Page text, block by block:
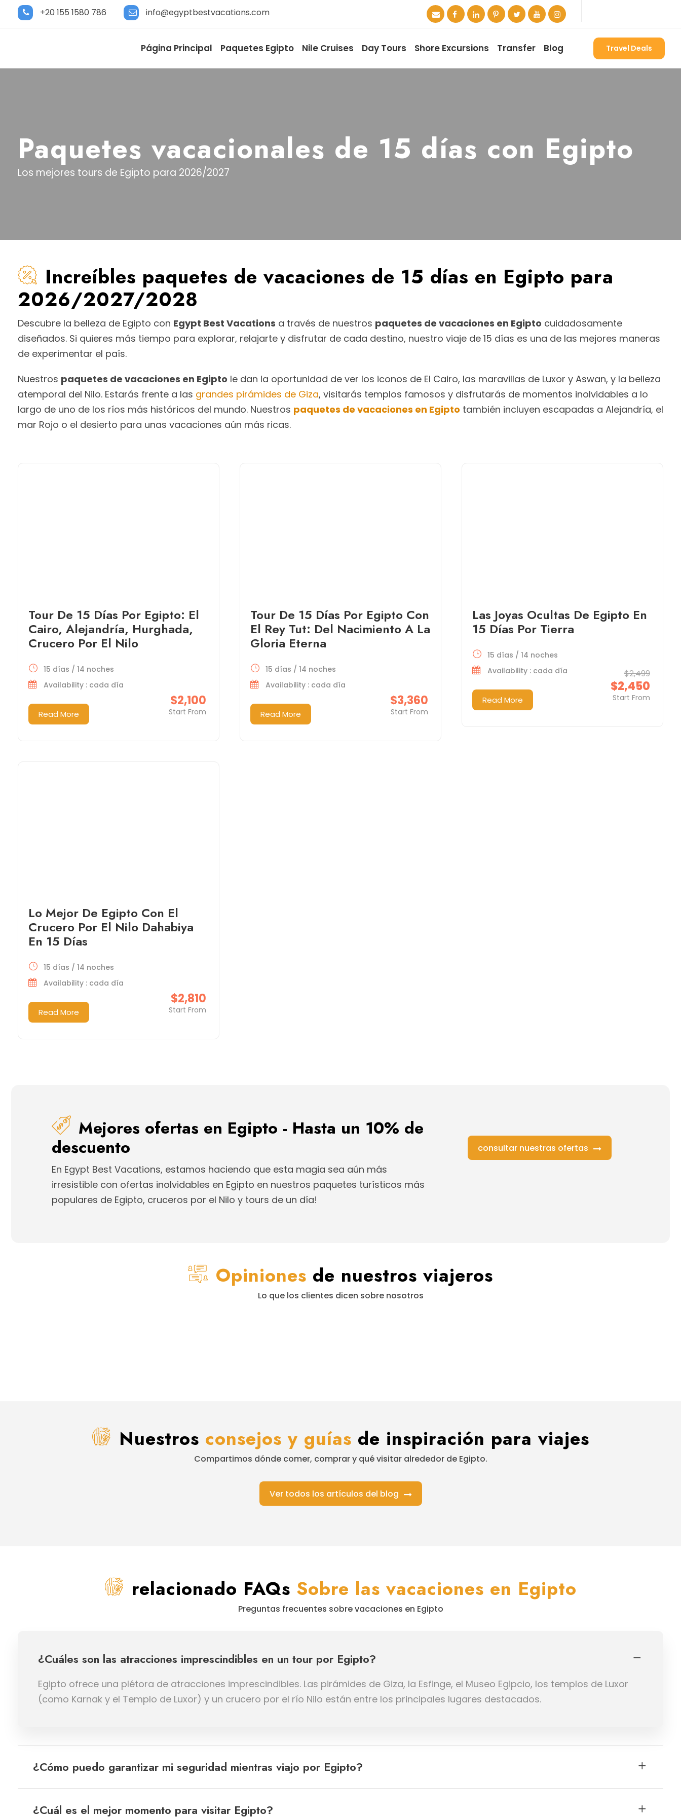
+20 155 1580 786 info@egyptbestvacations.com
Página Principal Paquetes Egipto Nile Cruises Day Tours Shore Excursions Transfer Blog Travel Deals
Paquetes vacacionales de 15 días con Egipto
Los mejores tours de Egipto para 2026/2027
Increíbles paquetes de vacaciones de 15 días en Egipto para
2026/2027/2028
Descubre la belleza de Egipto con Egypt Best Vacations a través de nuestros paquetes de vacaciones en Egipto cuidadosamente
diseñados. Si quieres más tiempo para explorar, relajarte y disfrutar de cada destino, nuestro viaje de 15 días es una de las mejores maneras
de experimentar el país.
Nuestros paquetes de vacaciones en Egipto le dan la oportunidad de ver los iconos de El Cairo, las maravillas de Luxor y Aswan, y la belleza
atemporal del Nilo. Estarás frente a las grandes pirámides de Giza, visitarás templos famosos y disfrutarás de momentos inolvidables a lo
largo de uno de los ríos más históricos del mundo. Nuestros paquetes de vacaciones en Egipto también incluyen escapadas a Alejandría, el
mar Rojo o el desierto para unas vacaciones aún más ricas.
Tour De 15 Días Por Egipto: El
Cairo, Alejandría, Hurghada,
Crucero Por El Nilo
$2,100
Start From
15 días / 14 noches
Availability : cada día
Read More
Tour De 15 Días Por Egipto Con
El Rey Tut: Del Nacimiento A La
Gloria Eterna
$3,360
Start From
15 días / 14 noches
Availability : cada día
Read More
Las Joyas Ocultas De Egipto En
15 Días Por Tierra
$2,499
$2,450
Start From
15 días / 14 noches
Availability : cada día
Read More
Lo Mejor De Egipto Con El
Crucero Por El Nilo Dahabiya
En 15 Días
$2,810
Start From
15 días / 14 noches
Availability : cada día
Read More
Mejores ofertas en Egipto - Hasta un 10% de
descuento
En Egypt Best Vacations, estamos haciendo que esta magia sea aún más
irresistible con ofertas inolvidables en Egipto en nuestros paquetes turísticos más
populares de Egipto, cruceros por el Nilo y tours de un día!
consultar nuestras ofertas
Opiniones de nuestros viajeros
Lo que los clientes dicen sobre nosotros
Nuestros consejos y guías de inspiración para viajes
Compartimos dónde comer, comprar y qué visitar alrededor de Egipto.
Ver todos los artículos del blog
relacionado FAQs Sobre las vacaciones en Egipto
Preguntas frecuentes sobre vacaciones en Egipto
¿Cuáles son las atracciones imprescindibles en un tour por Egipto?
Egipto ofrece una plétora de atracciones imprescindibles. Las pirámides de Giza, la Esfinge, el Museo Egipcio, los templos de Luxor
(como Karnak y el Templo de Luxor) y un crucero por el río Nilo están entre los principales lugares destacados.
¿Cómo puedo garantizar mi seguridad mientras viajo por Egipto?
¿Cuál es el mejor momento para visitar Egipto?